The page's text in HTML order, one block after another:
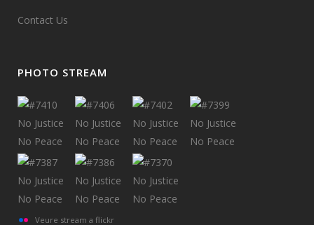
Contact Us
PHOTO STREAM
Veure stream a flickr